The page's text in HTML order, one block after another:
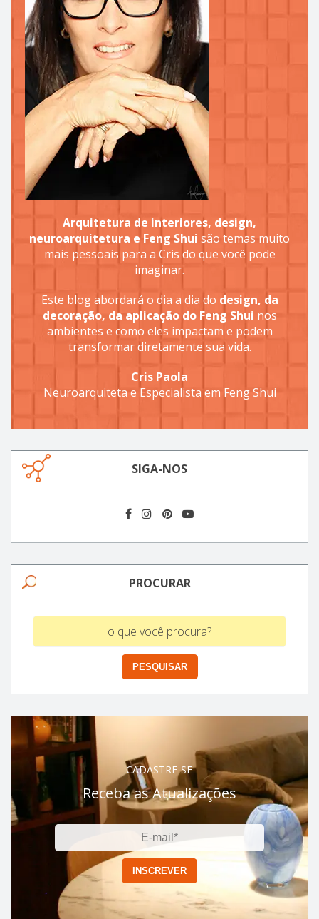
Arquitetura de interiores, design,
neuroarquitetura e Feng Shui são temas muito
mais pessoais para a Cris do que você pode
imaginar.
Este blog abordará o dia a dia do design, da
decoração, da aplicação do Feng Shui nos
ambientes e como eles impactam e podem
transformar diretamente sua vida.
Cris Paola
Neuroarquiteta e Especialista em Feng Shui
SIGA-NOS
PROCURAR
CADASTRE-SE
Receba as Atualizações